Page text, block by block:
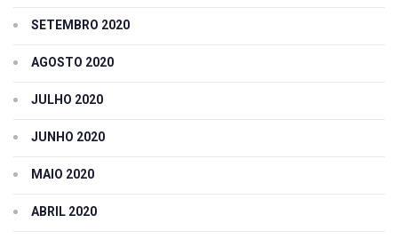
SETEMBRO 2020
AGOSTO 2020
JULHO 2020
JUNHO 2020
MAIO 2020
ABRIL 2020